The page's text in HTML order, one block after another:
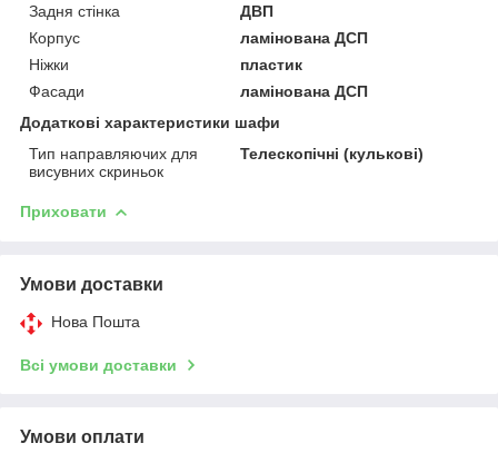
Задня стінка
ДВП
Корпус
ламінована ДСП
Ніжки
пластик
Фасади
ламінована ДСП
Додаткові характеристики шафи
Тип направляючих для
висувних скриньок
Телескопічні (кулькові)
Приховати
Умови доставки
Нова Пошта
Всі умови доставки
Умови оплати